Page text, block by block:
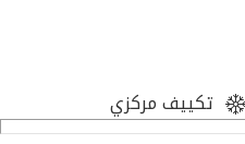
تكييف مركزي